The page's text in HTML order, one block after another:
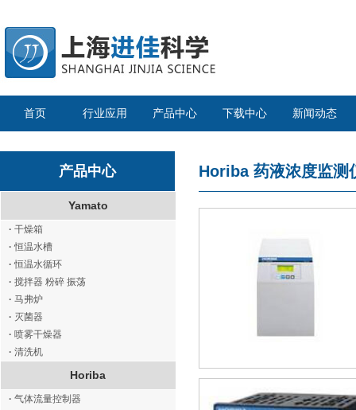
首页 行业应用 产品中心 下载中心 新闻动态
产品中心
Yamato
· 干燥箱
· 恒温水槽
· 恒温水循环
· 搅拌器 粉碎 振荡
· 马弗炉
· 灭菌器
· 喷雾干燥器
· 清洗机
Horiba
· 气体流量控制器
Horiba 药液浓度监测